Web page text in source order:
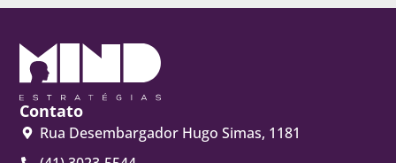
Contato
Rua Desembargador Hugo Simas, 1181